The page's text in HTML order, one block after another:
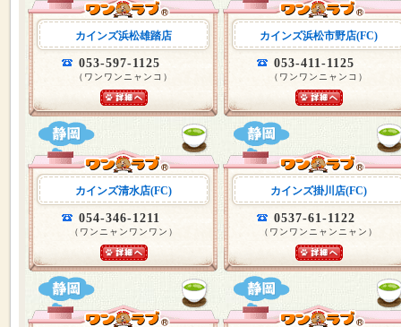
カインズ浜松雄踏店
053-597-1125
（ワンワンニャンコ）
カインズ浜松市野店(FC)
053-411-1125
（ワンワンニャンコ）
カインズ清水店(FC)
054-346-1211
（ワンニャンワンワン）
カインズ掛川店(FC)
0537-61-1122
（ワンワンニャンニャン）